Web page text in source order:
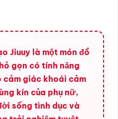
Jiuuy là một món đồ
gọn có tính năng
cảm giác khoái cảm
kín của phụ nữ,
sống tình dục và